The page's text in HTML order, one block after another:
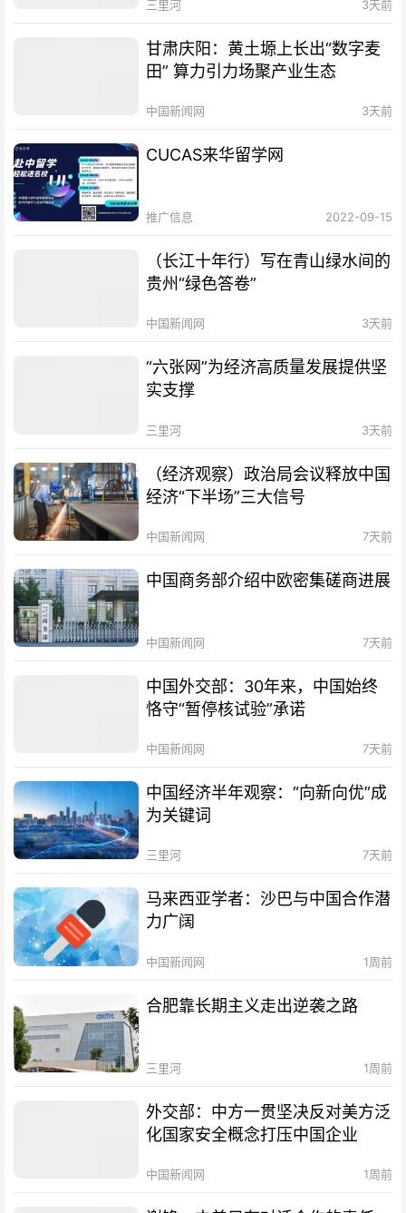
三里河 3天前
甘肃庆阳：黄土塬上长出“数字麦
田” 算力引力场聚产业生态
中国新闻网 3天前
CUCAS来华留学网
推广信息 2022-09-15
（长江十年行）写在青山绿水间的
贵州“绿色答卷”
中国新闻网 3天前
“六张网”为经济高质量发展提供坚
实支撑
三里河 3天前
（经济观察）政治局会议释放中国
经济“下半场”三大信号
中国新闻网 7天前
中国商务部介绍中欧密集磋商进展
中国新闻网 7天前
中国外交部：30年来，中国始终
恪守“暂停核试验”承诺
中国新闻网 7天前
中国经济半年观察：“向新向优”成
为关键词
三里河 7天前
马来西亚学者：沙巴与中国合作潜
力广阔
中国新闻网 1周前
合肥靠长期主义走出逆袭之路
三里河 1周前
外交部：中方一贯坚决反对美方泛
化国家安全概念打压中国企业
中国新闻网 1周前